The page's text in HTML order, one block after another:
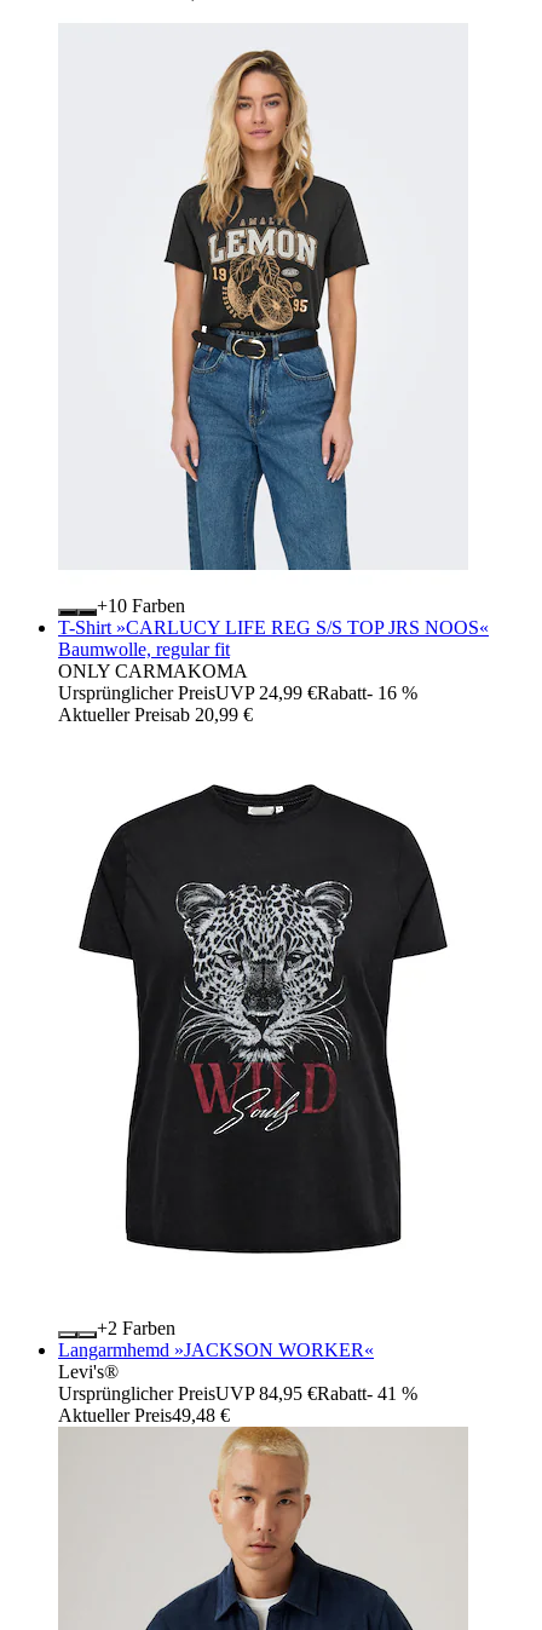
+
Farben
T-Shirt »CARLUCY LIFE REG S/S TOP JRS NOOS«
Baumwolle, regular fit
ONLY CARMAKOMA
Ursprünglicher PreisUVP 24,99 €Rabatt- 16 %
Aktueller Preisab 20,99 €
+
Farben
Langarmhemd »JACKSON WORKER«
Levi's®
Ursprünglicher PreisUVP 84,95 €Rabatt- 41 %
Aktueller Preis49,48 €